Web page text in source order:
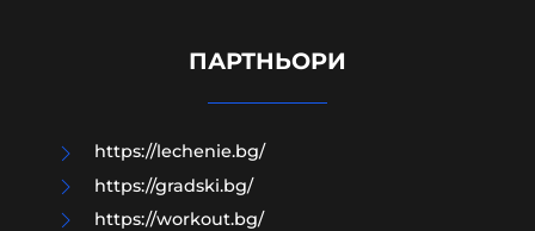
взриви. Няма жертви и поражения
ПАРТНЬОРИ
https://lechenie.bg/
https://gradski.bg/
https://workout.bg/